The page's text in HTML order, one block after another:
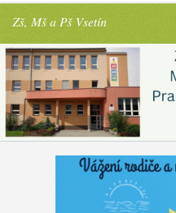
Zš, Mš a Pš Vsetín